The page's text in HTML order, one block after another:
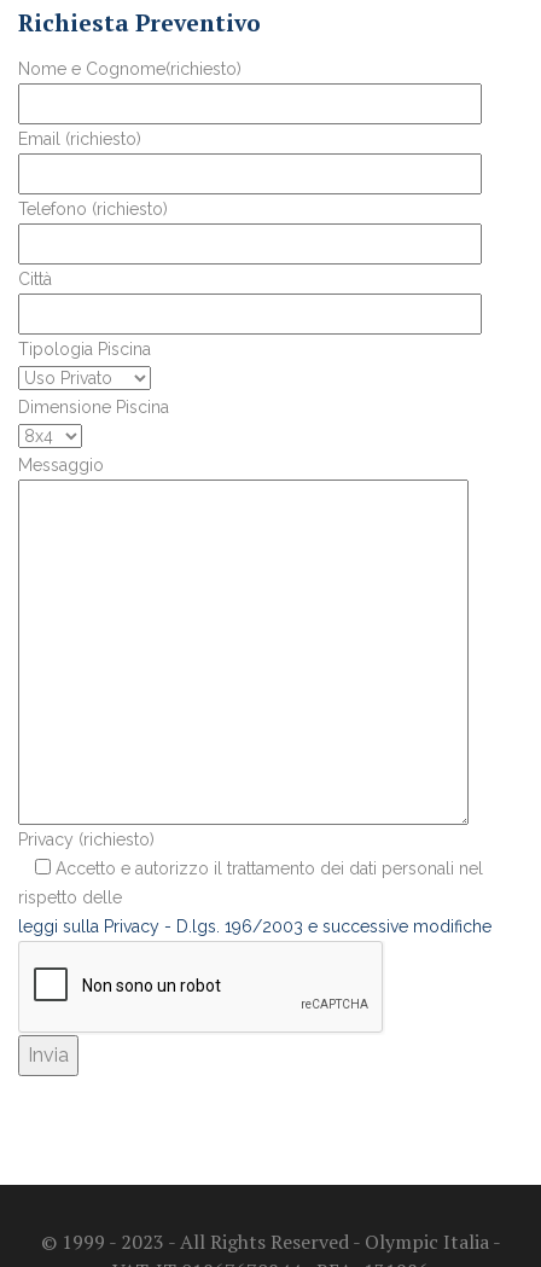
Richiesta Preventivo
Nome e Cognome(richiesto)
Email (richiesto)
Telefono (richiesto)
Città
Tipologia Piscina
Dimensione Piscina
Messaggio
Privacy (richiesto)
Accetto e autorizzo il trattamento dei dati personali nel
rispetto delle
leggi sulla Privacy - D.lgs. 196/2003 e successive modifiche
© 1999 - 2023 - All Rights Reserved - Olympic Italia -